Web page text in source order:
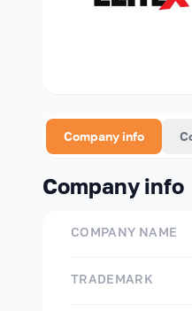
Company info
Company info
COMPANY NAME
TRADEMARK